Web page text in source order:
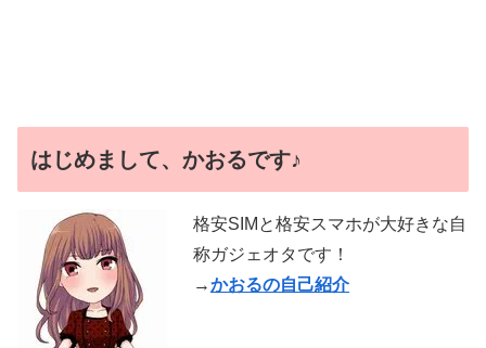
はじめまして、かおるです♪
格安SIMと格安スマホが大好きな自
称ガジェオタです！
→かおるの自己紹介